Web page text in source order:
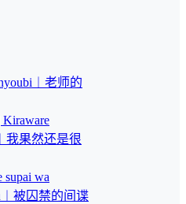
老师的
我果然还是很
supai wa
被囚禁的间谍